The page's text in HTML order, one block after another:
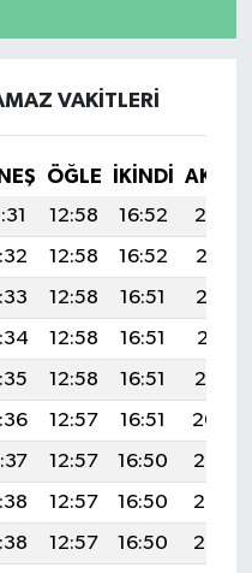
VAKITLERI
ÖĞLE İKINDI
12:58 16:52
20:14
12:58 16:52
20:13
12:58 16:51
20:12
12:58 16:51
20:11
12:58 16:51
20:10
12:57 16:51
20:09
12:57 16:50
20:08
12:57 16:50
20:07
12:57 16:50
20:06